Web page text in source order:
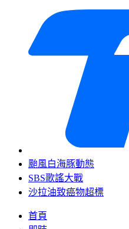
颱風白海豚動態
SBS歌謠大戰
沙拉油致癌物超標
首頁